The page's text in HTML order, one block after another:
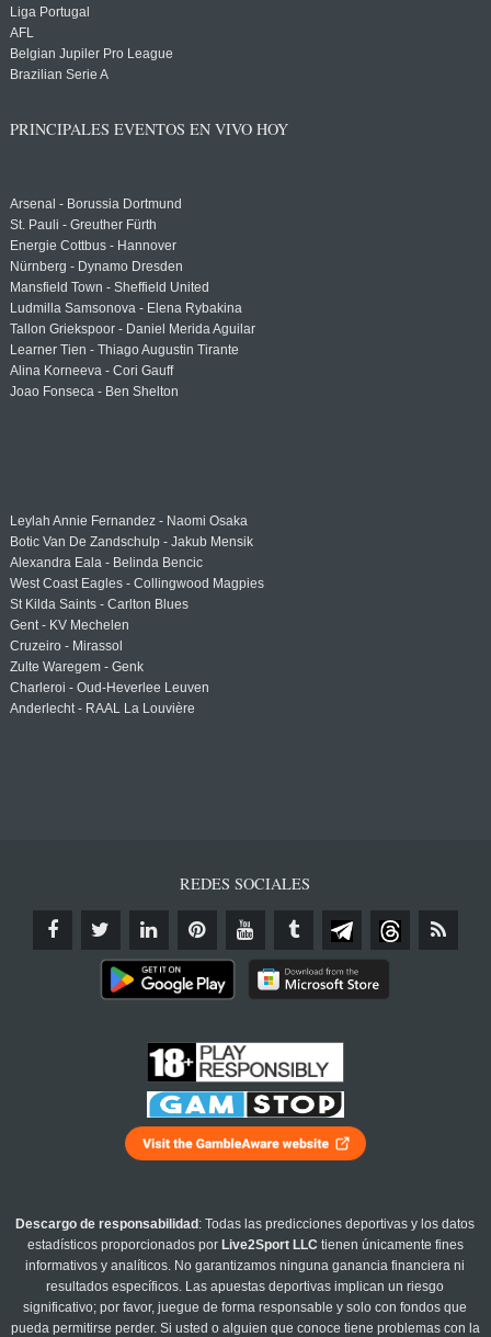
Liga Portugal
AFL
Belgian Jupiler Pro League
Brazilian Serie A
PRINCIPALES EVENTOS EN VIVO HOY
Arsenal - Borussia Dortmund
St. Pauli - Greuther Fürth
Energie Cottbus - Hannover
Nürnberg - Dynamo Dresden
Mansfield Town - Sheffield United
Ludmilla Samsonova - Elena Rybakina
Tallon Griekspoor - Daniel Merida Aguilar
Learner Tien - Thiago Augustin Tirante
Alina Korneeva - Cori Gauff
Joao Fonseca - Ben Shelton
Leylah Annie Fernandez - Naomi Osaka
Botic Van De Zandschulp - Jakub Mensik
Alexandra Eala - Belinda Bencic
West Coast Eagles - Collingwood Magpies
St Kilda Saints - Carlton Blues
Gent - KV Mechelen
Cruzeiro - Mirassol
Zulte Waregem - Genk
Charleroi - Oud-Heverlee Leuven
Anderlecht - RAAL La Louvière
REDES SOCIALES
Descargo de responsabilidad : Todas las predicciones deportivas y los datos
estadísticos proporcionados por Live2Sport LLC tienen únicamente fines
informativos y analíticos. No garantizamos ninguna ganancia financiera ni
resultados específicos. Las apuestas deportivas implican un riesgo
significativo; por favor, juegue de forma responsable y solo con fondos que
pueda permitirse perder. Si usted o alguien que conoce tiene problemas con la